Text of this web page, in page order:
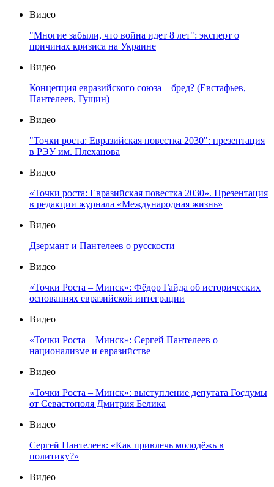
Видео
"Многие забыли, что война идет 8 лет": эксперт о
причинах кризиса на Украине
Видео
Концепция евразийского союза – бред? (Евстафьев,
Пантелеев, Гущин)
Видео
"Точки роста: Евразийская повестка 2030": презентация
в РЭУ им. Плеханова
Видео
«Точки роста: Евразийская повестка 2030». Презентация
в редакции журнала «Международная жизнь»
Видео
Дзермант и Пантелеев о русскости
Видео
«Точки Роста – Минск»: Фёдор Гайда об исторических
основаниях евразийской интеграции
Видео
«Точки Роста – Минск»: Сергей Пантелеев о
национализме и евразийстве
Видео
«Точки Роста – Минск»: выступление депутата Госдумы
от Севастополя Дмитрия Белика
Видео
Сергей Пантелеев: «Как привлечь молодёжь в
политику?»
Видео